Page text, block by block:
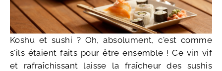
Koshu et sushi ? Oh, absolument, c'est comme
s'ils étaient faits pour être ensemble ! Ce vin vif
et rafraîchissant laisse la fraîcheur des sushis